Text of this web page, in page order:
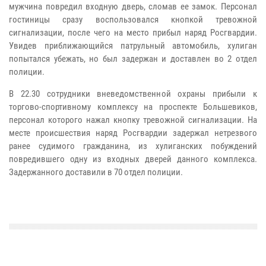
мужчина повредил входную дверь, сломав ее замок. Персонал
гостиницы сразу воспользовался кнопкой тревожной
сигнализации, после чего на место прибыл наряд Росгвардии.
Увидев приближающийся патрульный автомобиль, хулиган
попытался убежать, но был задержан и доставлен во 2 отдел
полиции.
В 22.30 сотрудники вневедомственной охраны прибыли к
торгово-спортивному комплексу на проспекте Большевиков,
персонал которого нажал кнопку тревожной сигнализации. На
месте происшествия наряд Росгвардии задержал нетрезвого
ранее судимого гражданина, из хулиганских побуждений
повредившего одну из входных дверей данного комплекса.
Задержанного доставили в 70 отдел полиции.